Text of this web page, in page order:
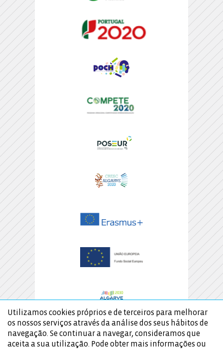
Utilizamos cookies próprios e de terceiros para melhorar
os nossos serviços através da análise dos seus hábitos de
navegação. Se continuar a navegar, consideramos que
aceita a sua utilização. Pode obter mais informações ou